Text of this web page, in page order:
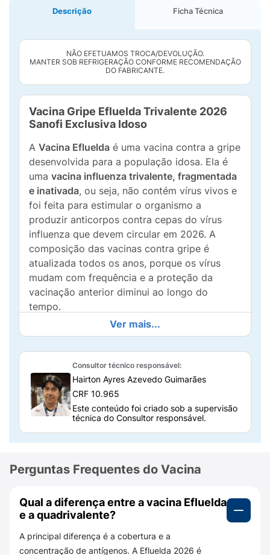
Descrição Ficha Técnica
NÃO EFETUAMOS TROCA/DEVOLUÇÃO.
MANTER SOB REFRIGERAÇÃO CONFORME RECOMENDAÇÃO
DO FABRICANTE.
Vacina Gripe Efluelda Trivalente 2026
Sanofi Exclusiva Idoso
A Vacina Efluelda é uma vacina contra a gripe
desenvolvida para a população idosa. Ela é
uma vacina influenza trivalente, fragmentada
e inativada, ou seja, não contém vírus vivos e
foi feita para estimular o organismo a
produzir anticorpos contra cepas do vírus
influenza que devem circular em 2026. A
composição das vacinas contra gripe é
atualizada todos os anos, porque os vírus
mudam com frequência e a proteção da
vacinação anterior diminui ao longo do
tempo.
Para que serve a Vacina Efluelda?
A Vacina Efluelda serve paraprevenir a gripe
e reduzir o risco de complicações causadas
pelo vírus influenza em idosos, que costumam
ser mais vulneráveis a quadros graves,
internações e piora de doenças já existentes.
Ela ajuda o sistema imunológico a reconhecer
lembrar que elanão trata gripe já instalada
todas as infecções respiratórias
De quais doenças a Vacina Efluelda 2026
protege?
Ver mais...
Consultor técnico responsável:
Hairton Ayres Azevedo Guimarães
CRF 10.965
Este conteúdo foi criado sob a supervisão
técnica do Consultor responsável.
Perguntas Frequentes do Vacina
Qual a diferença entre a vacina Efluelda
e a quadrivalente?
A principal diferença é a cobertura e a
concentração de antígenos. A Efluelda 2026 é